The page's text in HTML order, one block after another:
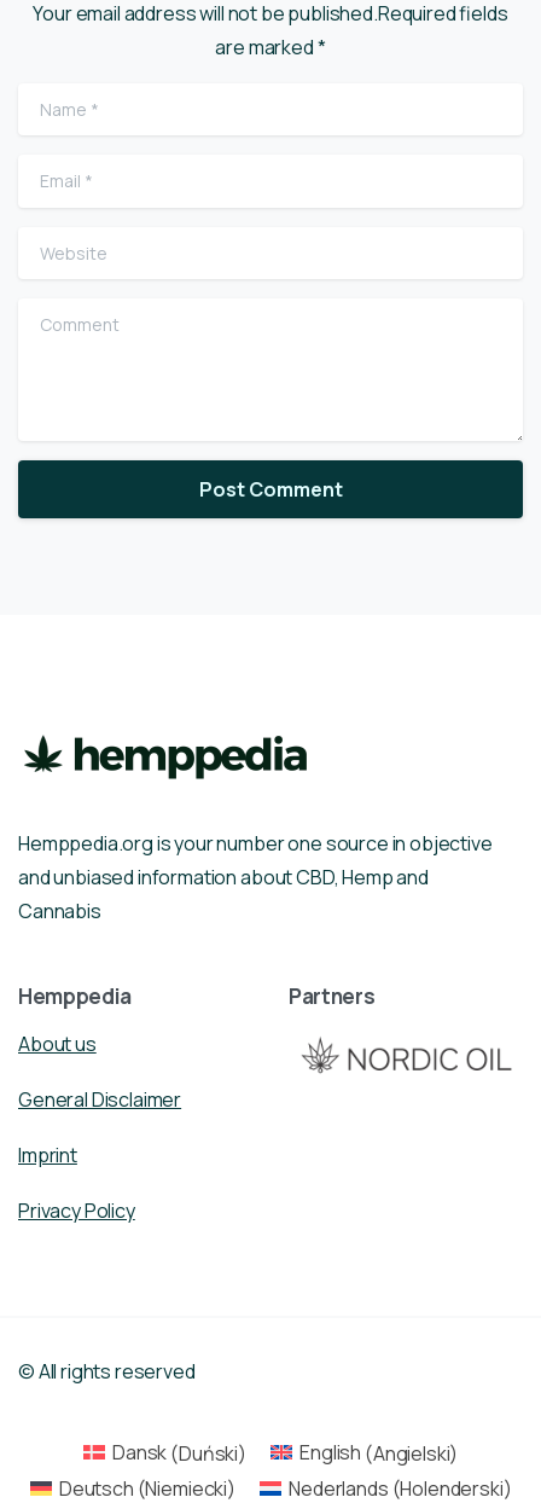
Your email address will not be published.Required fields
are marked *
Name
Email
Website
Comment
Hemppedia.org is your number one source in objective
and unbiased information about CBD, Hemp and
Cannabis
Hemppedia
About us
General Disclaimer
Imprint
Privacy Policy
Partners
© All rights reserved
Dansk(Duński) English (Angielski)
Deutsch (Niemiecki) Nederlands (Holenderski)